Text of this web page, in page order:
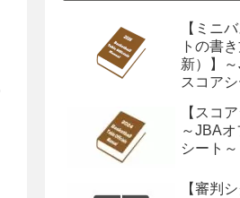
【ミニ
トの書
新）】
スコア
【スコ
～JBA
シート～
【審判